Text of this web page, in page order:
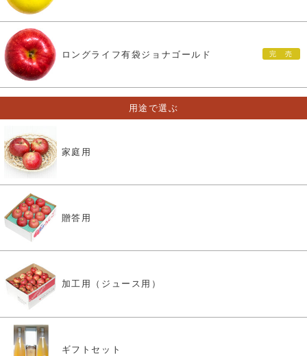
ロングライフ有袋ジョナゴールド
用途で選ぶ
家庭用
贈答用
加工用（ジュース用）
ギフトセット